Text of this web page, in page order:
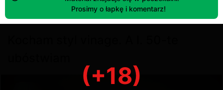
Prosimy o łapkę i komentarz!
(+18)